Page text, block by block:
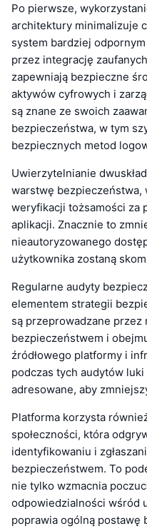
Po pierwsze,
architektury minimalizuje
system bardziej
przez integrację
zapewniają bezpieczne
aktywów cyfrowych i
są znane ze swoich
bezpieczeństwa, w tym
bezpiecznych metod
Uwierzytelnianie
warstwę bezpieczeństwa,
weryfikacji tożsamości za
aplikacji. Znacznie to
nieautoryzowanego
użytkownika zostaną
Regularne audyty
elementem strategii
są przeprowadzane
bezpieczeństwem i
źródłowego platformy i
podczas tych audytów
adresowane, aby
Platforma korzysta
społeczności, która
identyfikowaniu i
bezpieczeństwem. To
nie tylko wzmacnia
odpowiedzialności wśród
poprawia ogólną postawę